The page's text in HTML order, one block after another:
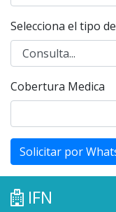
Selecciona el tipo
Cobertura Medica
Solicitar por
IFN